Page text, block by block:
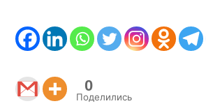
0
Поделились